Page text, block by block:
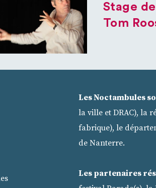
Stage
Tom
Les Noctambules
la ville et DRAC), la
fabrique), le
de Nanterre.
Les partenaires